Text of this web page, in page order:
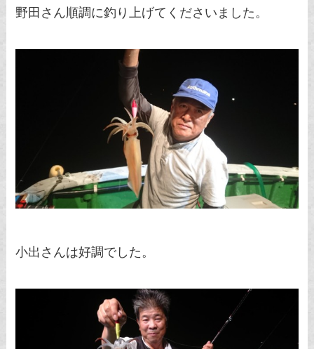
野田さん順調に釣り上げてくださいました。
小出さんは好調でした。